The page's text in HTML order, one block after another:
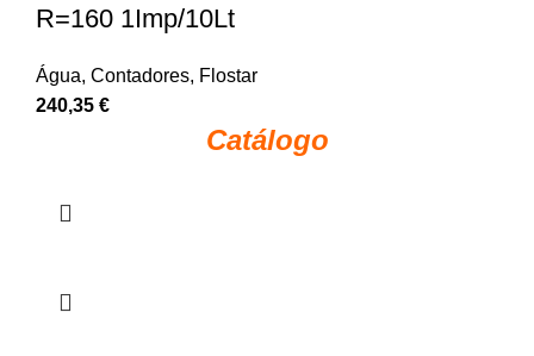
R=160 1Imp/10Lt
Água, Contadores, Flostar
240,35 €
Catálogo